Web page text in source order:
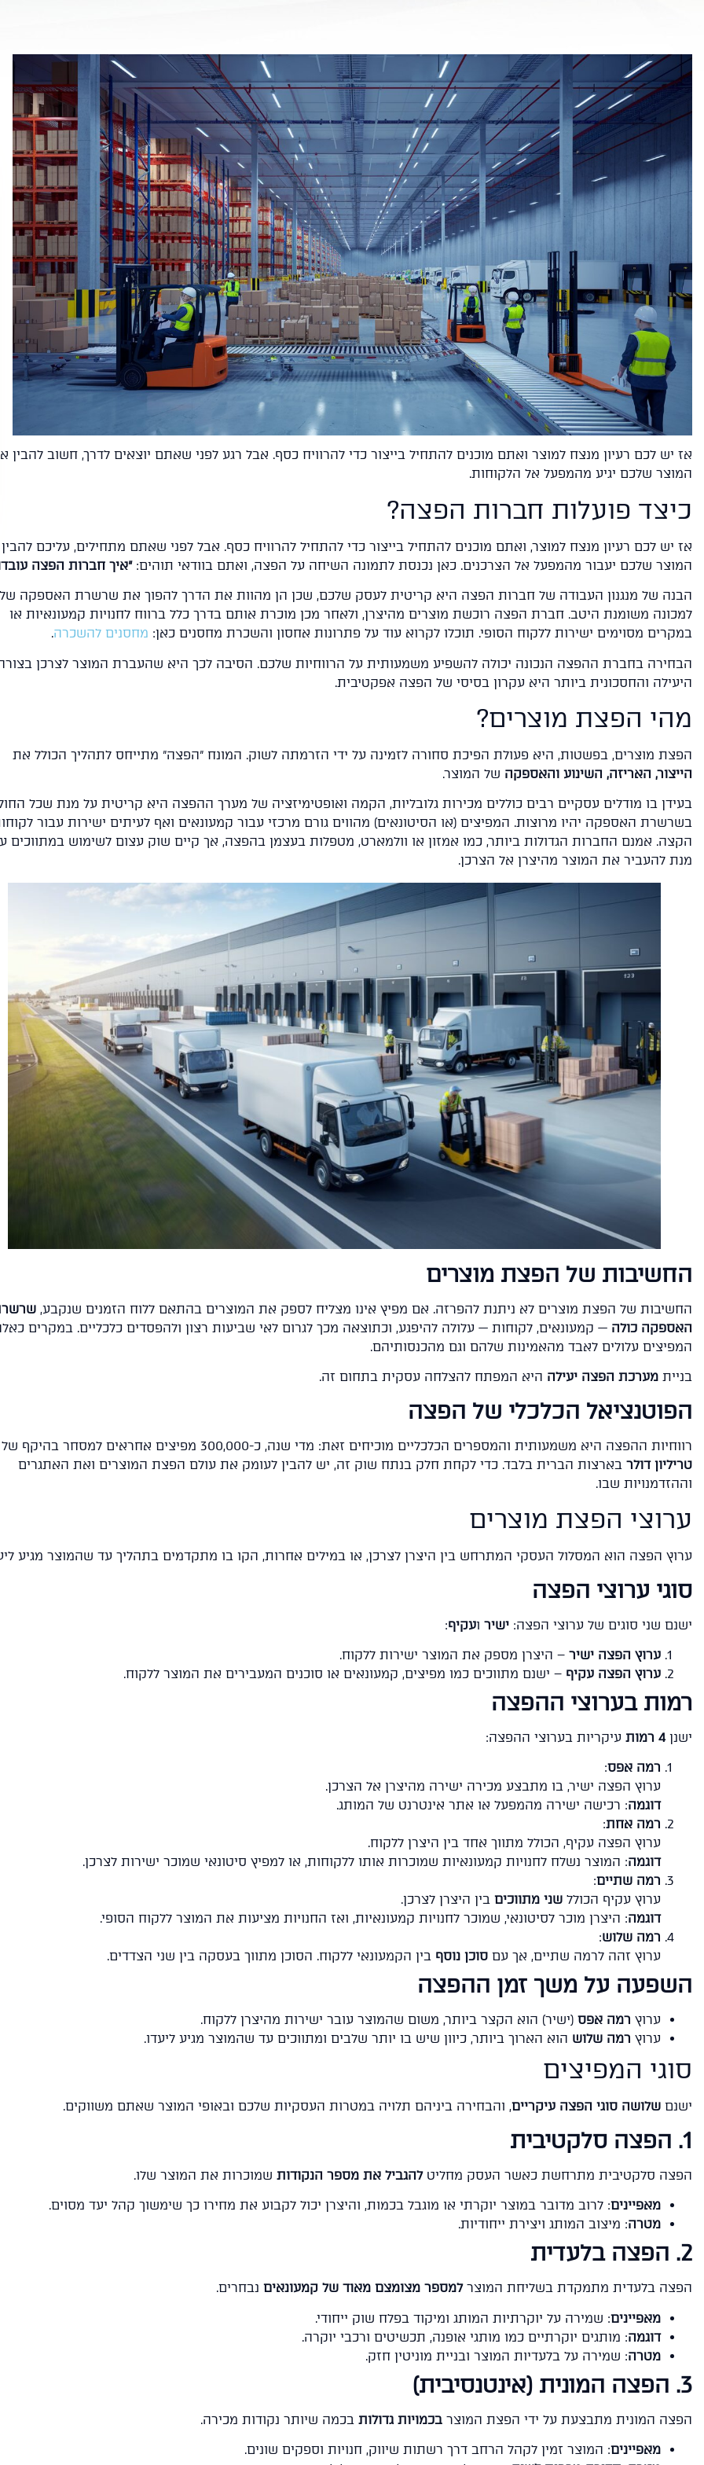
אז יש לכם רעיון מנצח למוצר ואתם מוכנים להתחיל בייצור כדי להרוויח כסף. אבל רגע לפני שאתם יוצאים לדרך, חשוב להבין
המוצר שלכם יגיע מהמפעל אל הלקוחות.
כיצד פועלות חברות הפצה?
אז יש לכם רעיון מנצח למוצר, ואתם מוכנים להתחיל בייצור כדי להתחיל להרוויח כסף. אבל לפני שאתם מתחילים, עליכם
המוצר שלכם יעבור מהמפעל אל הצרכנים. כאן נכנסת לתמונה השיחה על הפצה, ואתם בוודאי תוהים:"איך חברות הפצה
הבנה של מנגנון העבודה של חברות הפצה היא קריטית לעסק שלכם, שכן הן מהוות את הדרך להפוך את שרשרת האספקה
למכונה משומנת היטב. חברת הפצה רוכשת מוצרים מהיצרן, ולאחר מכן מוכרת אותם בדרך כלל ברווח לחנויות קמעונאיות או
במקרים מסוימים ישירות ללקוח הסופי. תוכלו לקרוא עוד על פתרונות אחסון והשכרת מחסנים כאן: מחסנים להשכרה.
הבחירה בחברת ההפצה הנכונה יכולה להשפיע משמעותית על הרווחיות שלכם. הסיבה לכך היא שהעברת המוצר לצרכן
היעילה והחסכונית ביותר היא עקרון בסיסי של הפצה אפקטיבית.
מהי הפצת מוצרים?
הפצת מוצרים, בפשטות, היא פעולת הפיכת סחורה לזמינה על ידי הזרמתה לשוק. המונח "הפצה" מתייחס לתהליך הכולל את
הייצור, האריזה, השינוע והאספקה של המוצר.
בעידן בו מודלים עסקיים רבים כוללים מכירות גלובליות, הקמה ואופטימיזציה של מערך ההפצה היא קריטית על מנת שכל
בשרשרת האספקה יהיו מרוצות. המפיצים (או הסיטונאים) מהווים גורם מרכזי עבור קמעונאים ואף לעיתים ישירות עבור
הקצה. אמנם החברות הגדולות ביותר, כמו אמזון או וולמארט, מטפלות בעצמן בהפצה, אך קיים שוק עצום לשימוש במתווכים
מנת להעביר את המוצר מהיצרן אל הצרכן.
החשיבות של הפצת מוצרים
החשיבות של הפצת מוצרים לא ניתנת להפרזה. אם מפיץ אינו מצליח לספק את המוצרים בהתאם ללוח הזמנים שנקבע,
האספקה כולה — קמעונאים, לקוחות — עלולה להיפגע, וכתוצאה מכך לגרום לאי שביעות רצון ולהפסדים כלכליים. במקרים
המפיצים עלולים לאבד מהאמינות שלהם וגם מהכנסותיהם.
בניית מערכת הפצה יעילה היא המפתח להצלחה עסקית בתחום זה.
הפוטנציאל הכלכלי של הפצה
רווחיות ההפצה היא משמעותית והמספרים הכלכליים מוכיחים זאת: מדי שנה, כ-300,000 מפיצים אחראים למסחר בהיקף של
טריליון דולר בארצות הברית בלבד. כדי לקחת חלק בנתח שוק זה, יש להבין לעומק את עולם הפצת המוצרים ואת האתגרים
וההזדמנויות שבו.
ערוצי הפצת מוצרים
ערוץ הפצה הוא המסלול העסקי המתרחש בין היצרן לצרכן, או במילים אחרות, הקו בו מתקדמים בתהליך עד שהמוצר מגיע
סוגי ערוצי הפצה
ישנם שני סוגים של ערוצי הפצה: ישיר ועקיף:
ערוץ הפצה ישיר – היצרן מספק את המוצר ישירות ללקוח.
ערוץ הפצה עקיף – ישנם מתווכים כמו מפיצים, קמעונאים או סוכנים המעבירים את המוצר ללקוח.
רמות בערוצי ההפצה
ישנן4 רמות עיקריות בערוצי ההפצה:
רמה אפס:
ערוץ הפצה ישיר, בו מתבצע מכירה ישירה מהיצרן אל הצרכן.
דוגמה: רכישה ישירה מהמפעל או אתר אינטרנט של המותג.
רמה אחת:
ערוץ הפצה עקיף, הכולל מתווך אחד בין היצרן ללקוח.
דוגמה: המוצר נשלח לחנויות קמעונאיות שמוכרות אותו ללקוחות, או למפיץ סיטונאי שמוכר ישירות לצרכן.
רמה שתיים:
ערוץ עקיף הכולל שני מתווכים בין היצרן לצרכן.
דוגמה: היצרן מוכר לסיטונאי, שמוכר לחנויות קמעונאיות, ואז החנויות מציעות את המוצר ללקוח הסופי.
רמה שלוש:
ערוץ זהה לרמה שתיים, אך עם סוכן נוסף בין הקמעונאי ללקוח. הסוכן מתווך בעסקה בין שני הצדדים.
השפעה על משך זמן ההפצה
ערוץ רמה אפס (ישיר) הוא הקצר ביותר, משום שהמוצר עובר ישירות מהיצרן ללקוח.
ערוץ רמה שלוש הוא הארוך ביותר, כיוון שיש בו יותר שלבים ומתווכים עד שהמוצר מגיע ליעדו.
סוגי המפיצים
ישנם שלושה סוגי הפצה עיקריים, והבחירה ביניהם תלויה במטרות העסקיות שלכם ובאופי המוצר שאתם משווקים.
1. הפצה סלקטיבית
הפצה סלקטיבית מתרחשת כאשר העסק מחליטלהגביל את מספר הנקודות שמוכרות את המוצר שלו.
מאפיינים: לרוב מדובר במוצר יוקרתי או מוגבל בכמות, והיצרן יכול לקבוע את מחירו כך שימשוך קהל יעד מסוים.
מטרה: מיצוב המותג ויצירת ייחודיות.
2. הפצה בלעדית
הפצה בלעדית מתמקדת בשליחת המוצרלמספר מצומצם מאוד של קמעונאים נבחרים.
מאפיינים: שמירה על יוקרתיות המותג ומיקוד בפלח שוק ייחודי.
דוגמה: מותגים יוקרתיים כמו מותגי אופנה, תכשיטים ורכבי יוקרה.
מטרה: שמירה על בלעדיות המוצר ובניית מוניטין חזק.
3. הפצה המונית (אינטנסיבית)
הפצה המונית מתבצעת על ידי הפצת המוצר בכמויות גדולות בכמה שיותר נקודות מכירה.
מאפיינים: המוצר זמין לקהל הרחב דרך רשתות שיווק, חנויות וספקים שונים.
8 טעויות נפוצות שכדאי
להימנע מהן לפני
להמשך קריאה
הצורך במחסנים
לוגיסטיים